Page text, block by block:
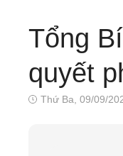
Tổng
quyết
Thứ Ba, 09/09/